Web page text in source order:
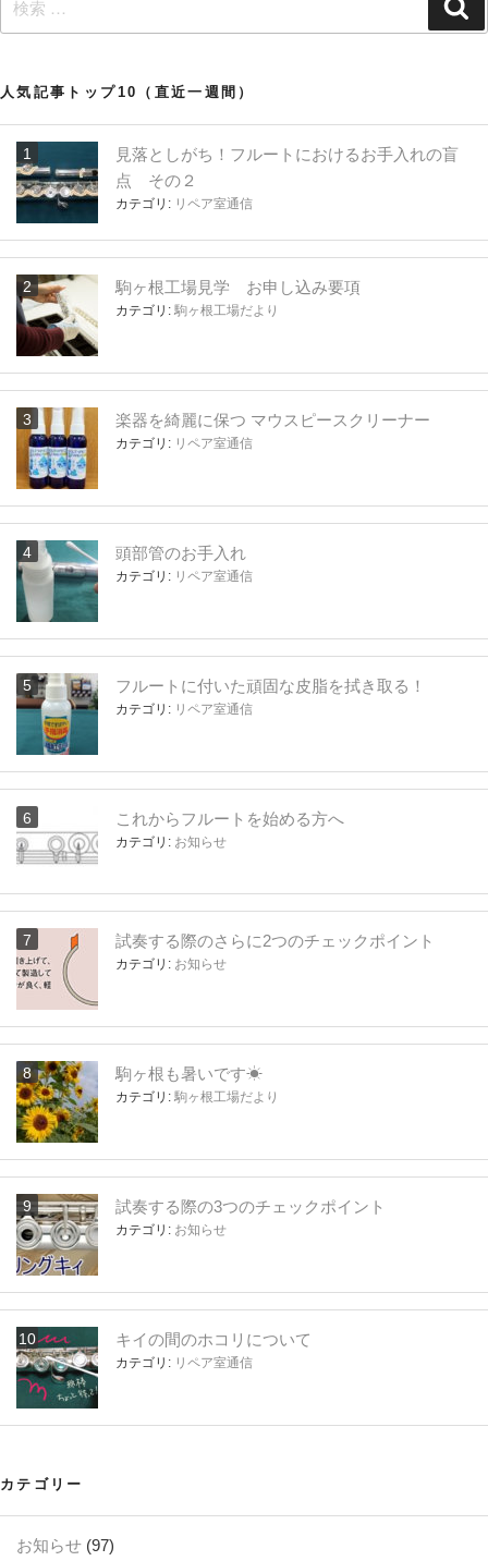
索:
人気記事トップ10（直近一週間）
見落としがち！フルートにおけるお手入れの盲
点 その２
カテゴリ: リペア室通信
駒ヶ根工場見学 お申し込み要項
カテゴリ: 駒ヶ根工場だより
楽器を綺麗に保つ マウスピースクリーナー
カテゴリ: リペア室通信
頭部管のお手入れ
カテゴリ: リペア室通信
フルートに付いた頑固な皮脂を拭き取る！
カテゴリ: リペア室通信
これからフルートを始める方へ
カテゴリ: お知らせ
試奏する際のさらに2つのチェックポイント
カテゴリ: お知らせ
駒ヶ根も暑いです☀
カテゴリ: 駒ヶ根工場だより
試奏する際の3つのチェックポイント
カテゴリ: お知らせ
キイの間のホコリについて
カテゴリ: リペア室通信
カテゴリー
お知らせ (97)